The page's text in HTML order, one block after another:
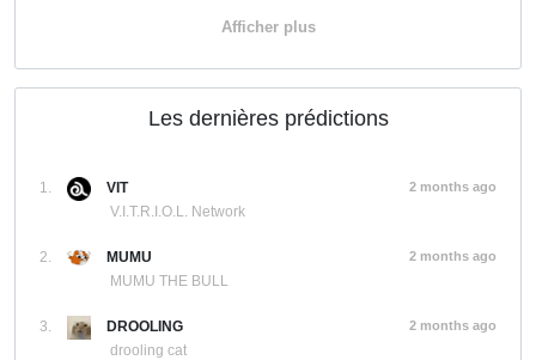
Afficher plus
Les dernières prédictions
1.
VIT
V.I.T.R.I.O.L. Network
2 months ago
2.
MUMU
MUMU THE BULL
2 months ago
3.
DROOLING
drooling cat
2 months ago